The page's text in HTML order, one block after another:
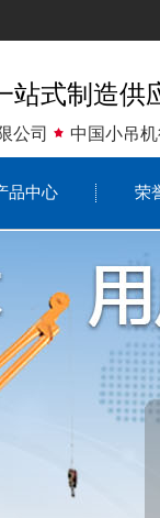
站式制造供
公司 中国小吊
品中心 荣